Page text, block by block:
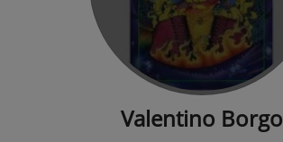
Valentino Borgo